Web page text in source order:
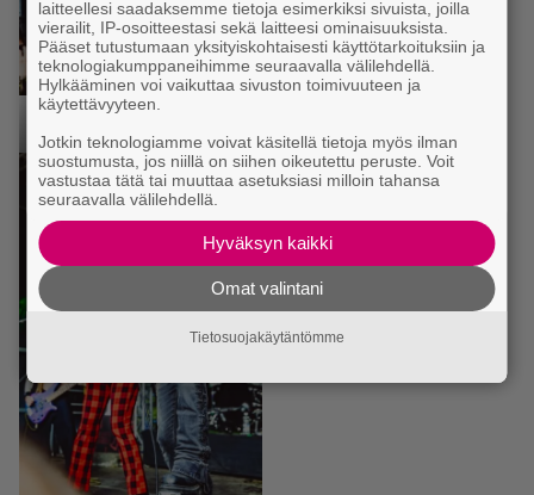
laitteellesi saadaksemme tietoja esimerkiksi sivuista, joilla
vierailit, IP-osoitteestasi sekä laitteesi ominaisuuksista.
Pääset tutustumaan yksityiskohtaisesti käyttötarkoituksiin ja
teknologiakumppaneihimme seuraavalla välilehdellä.
Hylkääminen voi vaikuttaa sivuston toimivuuteen ja
käytettävyyteen.
Jotkin teknologiamme voivat käsitellä tietoja myös ilman
suostumusta, jos niillä on siihen oikeutettu peruste. Voit
vastustaa tätä tai muuttaa asetuksiasi milloin tahansa
seuraavalla välilehdellä.
Hyväksyn kaikki
Omat valintani
Tietosuojakäytäntömme